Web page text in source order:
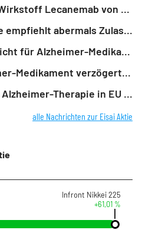
EU-Kommission lässt Wirkstoff Lecanemab von Biogen und Eisai gegen Alzheimer zu
ROUNDUP: EU-Behörde empfiehlt abermals Zulassung von Alzheimer-Arznei
EU-Behörde: Grünes Licht für Alzheimer-Medikament
Zulassung von Alzheimer-Medikament verzögert sich weiter
WDH/ROUNDUP: Erste Alzheimer-Therapie in EU zur Zulassung empfohlen
alle Nachrichten zur Eisai Aktie
Infront Nikkei 225
+61,01 %